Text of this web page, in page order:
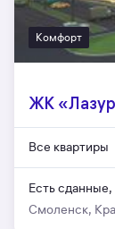
Комфорт
ЖК
Все квартиры
Есть сданные,
Смоленск,